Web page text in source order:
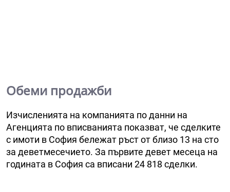
Обеми продажби
Изчисленията на компанията по данни на
Агенцията по вписванията показват, че сделките
с имоти в София бележат ръст от близо 13 на сто
за деветмесечието. За първите девет месеца на
годината в София са вписани 24 818 сделки.